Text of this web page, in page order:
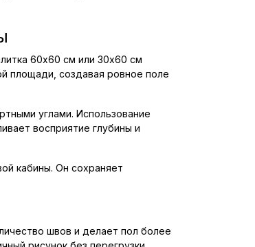
60x60 см или 30x60 см
площади, создавая ровное поле
углами. Использование
восприятие глубины и
кабины. Он сохраняет
швов и делает пол более